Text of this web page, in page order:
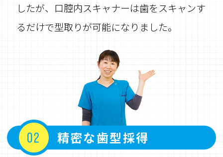
したが、口腔内スキャナーは歯をスキャンす
るだけで型取りが可能になりました。
02 精密な歯型採得